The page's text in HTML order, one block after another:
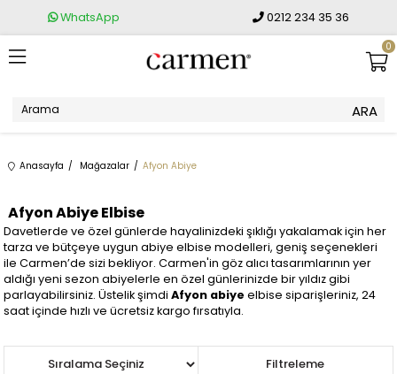
WhatsApp 0212 234 35 36
0
Anasayfa Mağazalar Afyon Abiye
Afyon Abiye Elbise
Davetlerde ve özel günlerde hayalinizdeki şıklığı yakalamak için her
tarza ve bütçeye uygun abiye elbise modelleri, geniş seçenekleri
ile Carmen’de sizi bekliyor. Carmen'in göz alıcı tasarımlarının yer
aldığı yeni sezon abiyelerle en özel günlerinizde bir yıldız gibi
parlayabilirsiniz. Üstelik şimdiAfyon abiye elbise siparişleriniz, 24
saat içinde hızlı ve ücretsiz kargo fırsatıyla.
Filtreleme
Sıralama